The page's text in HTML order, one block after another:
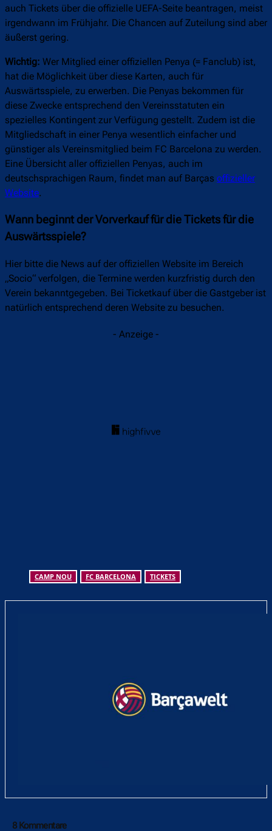
auch Tickets über die offizielle UEFA-Seite beantragen, meist
irgendwann im Frühjahr. Die Chancen auf Zuteilung sind aber
äußerst gering.
Wichtig: Wer Mitglied einer offiziellen Penya (= Fanclub) ist,
hat die Möglichkeit über diese Karten, auch für
Auswärtsspiele, zu erwerben. Die Penyas bekommen für
diese Zwecke entsprechend den Vereinsstatuten ein
spezielles Kontingent zur Verfügung gestellt. Zudem ist die
Mitgliedschaft in einer Penya wesentlich einfacher und
günstiger als Vereinsmitglied beim FC Barcelona zu werden.
Eine Übersicht aller offiziellen Penyas, auch im
deutschsprachigen Raum, findet man auf Barças offizieller
Website.
Wann beginnt der Vorverkauf für die Tickets für die
Auswärtsspiele?
Hier bitte die News auf der offiziellen Website im Bereich
„Socio“ verfolgen, die Termine werden kurzfristig durch den
Verein bekanntgegeben. Bei Ticketkauf über die Gastgeber ist
natürlich entsprechend deren Website zu besuchen.
- Anzeige -
CAMP NOU FC BARCELONA TICKETS
8 Kommentare